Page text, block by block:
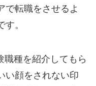
で転職をさせるよ
。
職種を紹介してもら
い顔をされない印